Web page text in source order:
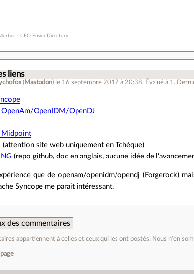
- CEO FusionDirectory
liens
( Mastodon) le 16 septembre 2017 à 20:38. Évalué à 1.
OpenAm/OpenIDM/OpenDJ
Midpoint
(attention site web uniquement en Tchèque)
(repo github, doc en anglais, aucune idée de
que de openam/openidm/opendj (Forgerock)
Syncope me parait intéressant.
des commentaires
appartiennent à celles et ceux qui les ont postés. Nous n’en